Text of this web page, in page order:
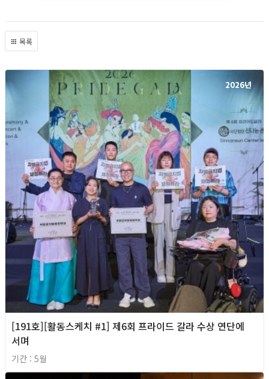
목록
2026년
[191호][활동스케치 #1] 제6회 프라이드 갈라 수상 연단에
서며
기간 : 5월